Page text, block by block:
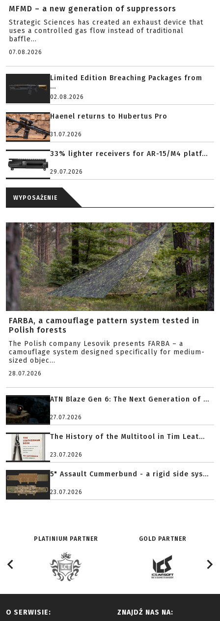
MFMD – a new generation of suppressors
Strategic Sciences has created an exhaust device that
uses a controlled gas flow instead of traditional
baffle...
07.08.2026
Limited Edition Breaching Packages from
...
02.08.2026
Haenel returns to Hubertus Pro
31.07.2026
33% lighter receivers for AR-15/M4 platf...
29.07.2026
WYPOSAŻENIE
FARBA, a camouflage pattern system tested in
Polish forests
The Polish company Lesovik presents FARBA – a
camouflage system designed specifically for medium-
sized objec...
28.07.2026
ATN Blaze Gen 6: The Next Generation of ...
27.07.2026
The History of the Multitool in Tim Leat...
23.07.2026
5" Assault Cummerbund - a rigid side sys...
23.07.2026
PLATINIUM PARTNER GOLD PARTNER
O SERWISIE: ZNAJDŹ NAS NA: